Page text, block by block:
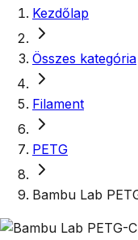
Kezdőlap
Összes kategória
Filament
PETG
Bambu Lab